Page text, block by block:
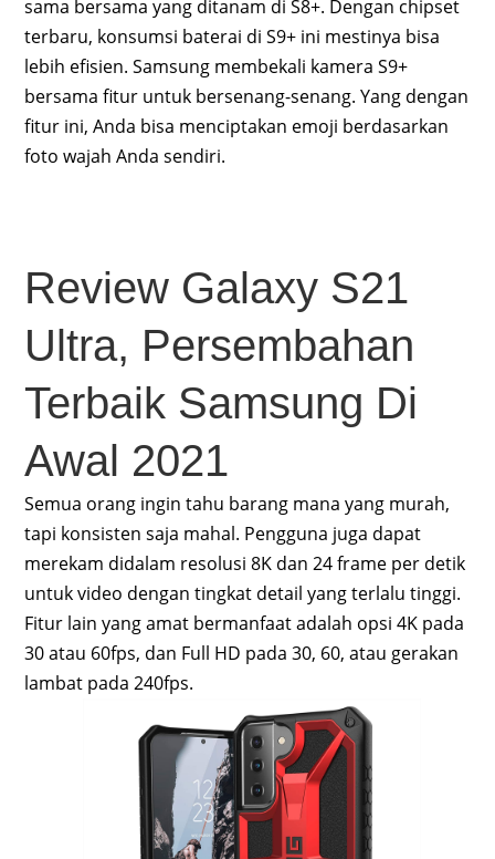
sama bersama yang ditanam di S8+. Dengan chipset
terbaru, konsumsi baterai di S9+ ini mestinya bisa
lebih efisien. Samsung membekali kamera S9+
bersama fitur untuk bersenang-senang. Yang dengan
fitur ini, Anda bisa menciptakan emoji berdasarkan
foto wajah Anda sendiri.
Review Galaxy S21
Ultra, Persembahan
Terbaik Samsung Di
Awal 2021
Semua orang ingin tahu barang mana yang murah,
tapi konsisten saja mahal. Pengguna juga dapat
merekam didalam resolusi 8K dan 24 frame per detik
untuk video dengan tingkat detail yang terlalu tinggi.
Fitur lain yang amat bermanfaat adalah opsi 4K pada
30 atau 60fps, dan Full HD pada 30, 60, atau gerakan
lambat pada 240fps.